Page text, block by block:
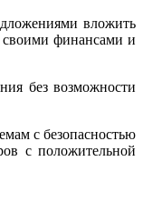
вложить
своими финансами и
без возможности
с безопасностью
с положительной